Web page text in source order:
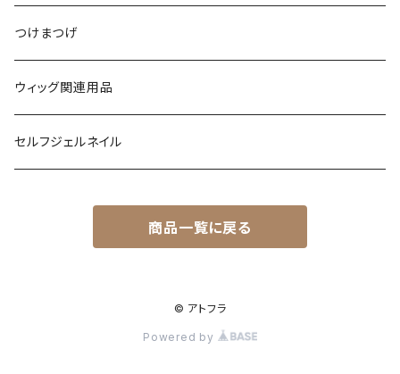
つけまつげ
ウィッグ関連用品
セルフジェルネイル
商品一覧に戻る
© アトフラ
Powered by